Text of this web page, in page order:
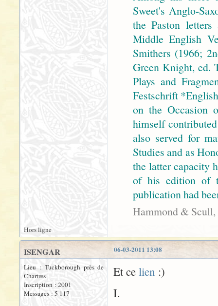
Sweet's Anglo-
the Paston
Middle English
Smithers (1966;
Green Knight, ed.
Plays and
Festschrift
on the Occasion
himself
also served for
Studies and as
the latter capacity
of his edition of
publication had
Hammond & Scull,
Hors ligne
06-03-2011 13:08
ISENGAR
Lieu : Tuckborough près de
Chartres
Inscription : 2001
Messages : 5 117
Et ce lien :)
I.